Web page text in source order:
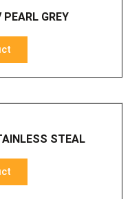
GREY
STEAL